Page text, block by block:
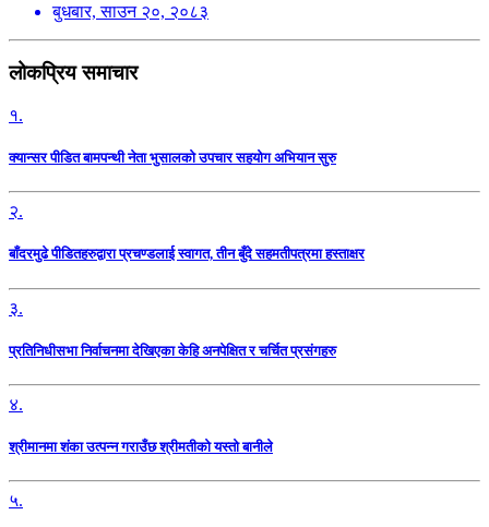
बुधबार, साउन २०, २०८३
लोकप्रिय समाचार
१.
क्यान्सर पीडित बामपन्थी नेता भुसालकाे उपचार सहयोग अभियान सुरु
२.
बाँदरमुढे पीडितहरुद्वारा प्रचण्डलाई स्वागत, तीन बुँदे सहमतीपत्रमा हस्ताक्षर
३.
प्रतिनिधीसभा निर्वाचनमा देखिएका केहि अनपेक्षित र चर्चित प्रसंगहरु
४.
श्रीमानमा शंका उत्पन्न गराउँछ श्रीमतीको यस्तो बानीले
५.